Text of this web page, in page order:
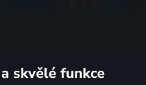
a skvělé funkce